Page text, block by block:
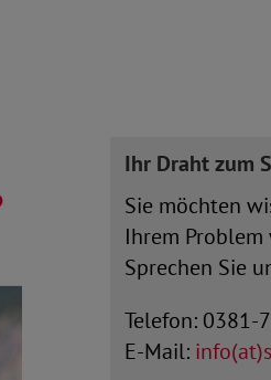
Ihr Draht zum
Sie möchten
Ihrem
Sprechen Sie
Telefon: 0381-
E-Mail: